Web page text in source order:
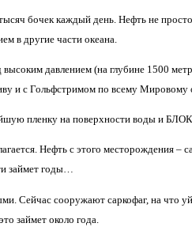
бочек каждый день. Нефть не
в другие части океана.
давлением (на глубине 1500
и с Гольфстримом по всему Мировому
пленку на поверхности воды и
Нефть с этого месторождения –
займет годы…
Сейчас сооружают саркофаг, на что
займет около года.